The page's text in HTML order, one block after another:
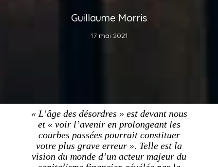
« L’âge des désordres » est devant nous
et « voir l’avenir en prolongeant les
courbes passées pourrait constituer
votre plus grave erreur ». Telle est la
vision du monde d’un acteur majeur du
Guillaume Morris
17 mai 2021